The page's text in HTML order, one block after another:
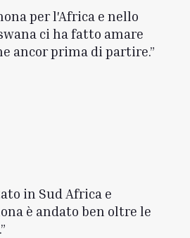
per l'Africa e nello
ci ha fatto amare
ancor prima di partire.
in Sud Africa e
è andato ben oltre le